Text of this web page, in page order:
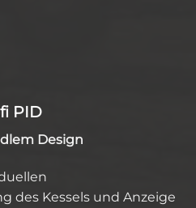
PID
Design
des Kessels und Anzeige